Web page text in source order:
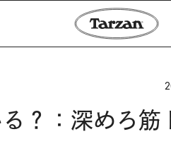
？：深めろ